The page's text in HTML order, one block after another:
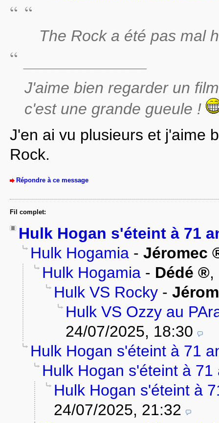
The Rock a été pas mal
J'aime bien regarder un
c'est une grande gueule !
J'en ai vu plusieurs et j'aime
Rock.
Répondre à ce message
Fil complet:
Hulk Hogan s'éteint à 71
Hulk Hogamia - Jéromec
Hulk Hogamia - Dédé ,
Hulk VS Rocky -
Hulk VS Ozzy au
24/07/2025, 18:30
Hulk Hogan s'éteint à 71
Hulk Hogan s'éteint à 71
Hulk Hogan s'éteint à
24/07/2025, 21:32